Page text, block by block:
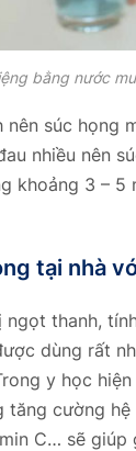
bằng nước
nên súc họng
nhiều nên
khoảng 3 –
tại nhà
thanh,
dùng rất
y học
cường
C… sẽ